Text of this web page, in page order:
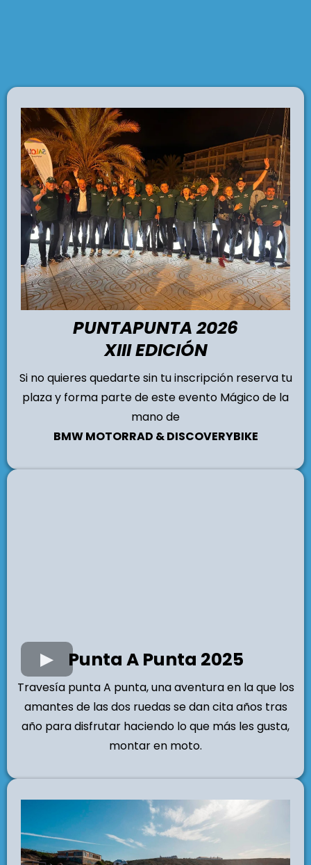
PUNTAPUNTA 2026
XIII EDICIÓN
Si no quieres quedarte sin tu inscripción reserva tu
plaza y forma parte de este evento Mágico de la
mano de
BMW MOTORRAD & DISCOVERYBIKE
Punta A Punta 2025
Travesía punta A punta, una aventura en la que los
amantes de las dos ruedas se dan cita años tras
año para disfrutar haciendo lo que más les gusta,
montar en moto.